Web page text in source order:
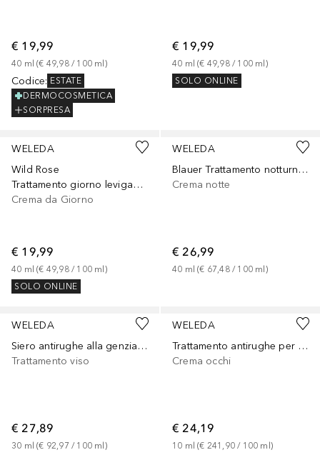
€ 19,99
40 ml (€ 49,98 / 100 ml )
Codice: ESTATE
DERMOCOSMETICA
SORPRESA
€ 19,99
40 ml (€ 49,98 / 100 ml )
SOLO ONLINE
WELEDA
Wild Rose
Trattamento giorno levigante Rosa selvatica e tè bianco
Crema da Giorno
€ 19,99
40 ml (€ 49,98 / 100 ml )
SOLO ONLINE
WELEDA
Blauer Trattamento notturno rassodante Genziana e Stella Alpina
Crema notte
€ 26,99
40 ml (€ 67,48 / 100 ml )
WELEDA
Siero antirughe alla genziana blu e alla stella alpina
Trattamento viso
€ 27,89
30 ml (€ 92,97 / 100 ml )
WELEDA
Trattamento antirughe per occhi e labbra Blauer Enzian & Edelweiss
Crema occhi
€ 24,19
10 ml (€ 241,90 / 100 ml )